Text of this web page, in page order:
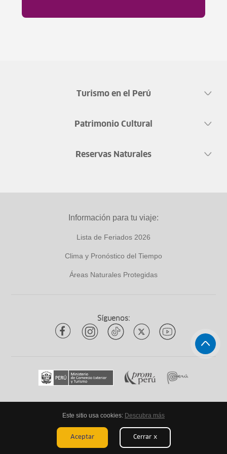
Turismo en el Perú
Patrimonio Cultural
Reservas Naturales
Información para tu viaje:
Lista de Feriados 2026
Clima y Pronóstico del Tiempo
Áreas Naturales Protegidas
Síguenos:
Todos los derechos reservadosytuqueplanes 2026
Mapa de Sitio Aviso Legal Términos Legales
Este sitio usa cookies: Descubra más
Aceptar Cerrar x